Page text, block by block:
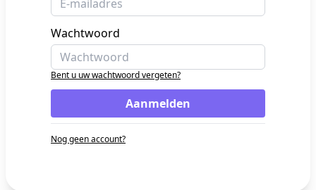
Wachtwoord
Bent u uw wachtwoord vergeten?
Aanmelden
Nog geen account?